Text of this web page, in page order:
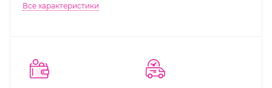
Все характеристики